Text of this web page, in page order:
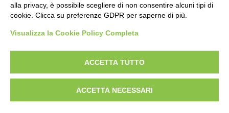
Troncatrici Manuali Elettriche(2)
Turbine da neve(0)
Verricelli a scoppio(12)
alla privacy, è possibile scegliere di non consentire alcuni tipi di
cookie. Clicca su preferenze GDPR per saperne di più.
Visualizza la Cookie Policy Completa
ACCETTA TUTTO
ACCETTA NECESSARI